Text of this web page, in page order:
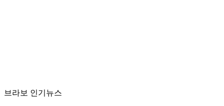
브라보 인기뉴스